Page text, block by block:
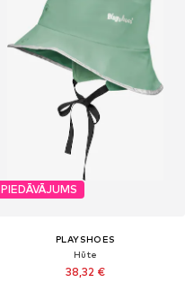
PIEDĀVĀJUMS
PLAYSHOES
Hūte
38,32 €